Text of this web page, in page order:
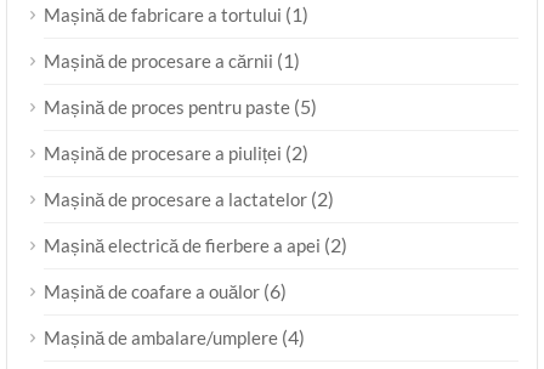
Mașină de fabricare a tortului (1)
Mașină de procesare a cărnii (1)
Mașină de proces pentru paste (5)
Mașină de procesare a piuliței (2)
Mașină de procesare a lactatelor (2)
Mașină electrică de fierbere a apei (2)
Mașină de coafare a ouălor (6)
Mașină de ambalare/umplere (4)